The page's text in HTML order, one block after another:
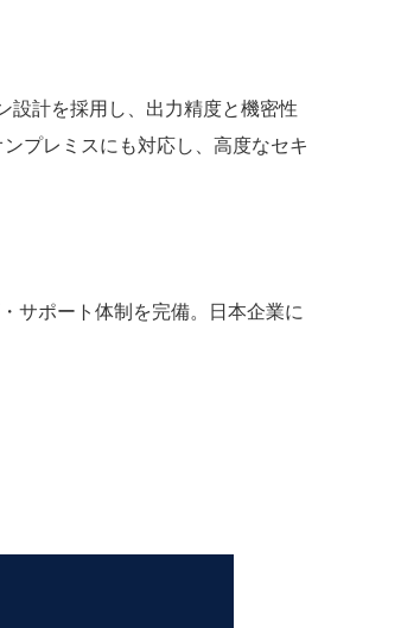
設計を採用し、出力精度と機密性
プレミスにも対応し、高度なセキ
サポート体制を完備。日本企業に